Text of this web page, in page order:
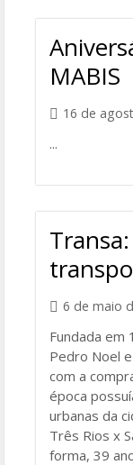
MABIS
16 de
...
6 de maio
Fundada em
Pedro Noel
com a
época
urbanas da
Três Rios x
forma, 39